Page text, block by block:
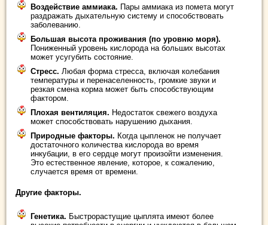
Воздействие аммиака. Пары аммиака из помета могут
раздражать дыхательную систему и способствовать
заболеванию.
Большая высота проживания (по уровню моря).
Пониженный уровень кислорода на больших высотах
может усугубить состояние.
Стресс. Любая форма стресса, включая колебания
температуры и перенаселенность, громкие звуки и
резкая смена корма может быть способствующим
фактором.
Плохая вентиляция. Недостаток свежего воздуха
может способствовать нарушению дыхания.
Природные факторы. Когда цыпленок не получает
достаточного количества кислорода во время
инкубации, в его сердце могут произойти изменения.
Это естественное явление, которое, к сожалению,
случается время от времени.
Другие факторы.
Генетика. Быстрорастущие цыплята имеют более